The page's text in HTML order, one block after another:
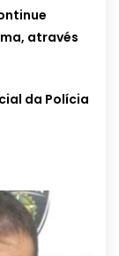
através
da Polícia